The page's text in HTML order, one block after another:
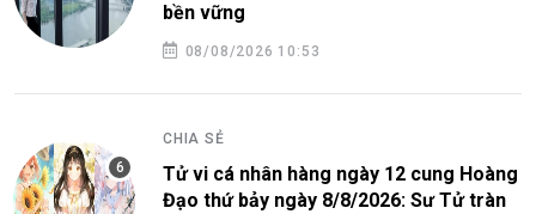
bền vững
08/08/2026 10:53
CHIA SẺ
Tử vi cá nhân hàng ngày 12 cung Hoàng
Đạo thứ bảy ngày 8/8/2026: Sư Tử tràn